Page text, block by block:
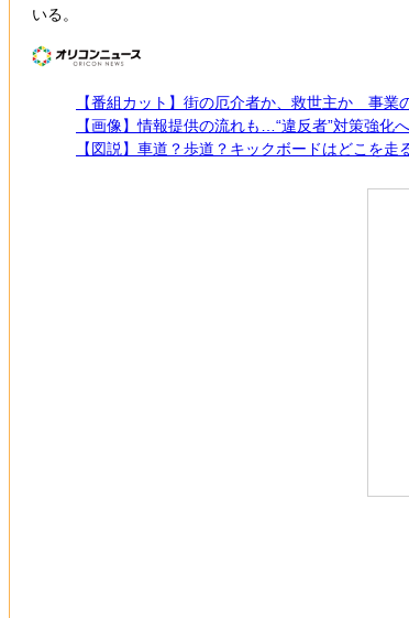
いる。
【番組カット】街の厄介者か、救世主か 事業
【画像】情報提供の流れも…“違反者”対策強化
【図説】車道？歩道？キックボードはどこを